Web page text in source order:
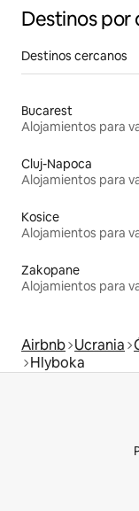
Destinos por
Destinos cercanos
Bucarest
Alojamientos para
Cluj-Napoca
Alojamientos para
Kosice
Alojamientos para
Zakopane
Alojamientos para
Airbnb Ucrania
Hlyboka